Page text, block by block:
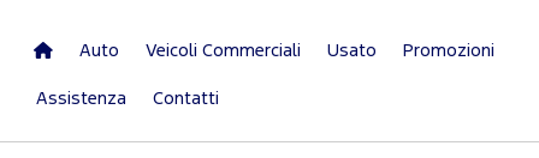
Auto Veicoli Commerciali Usato Promozioni
Assistenza Contatti